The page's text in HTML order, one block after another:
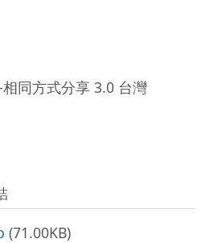
同方式分享 3.0 台灣
(71.00KB)